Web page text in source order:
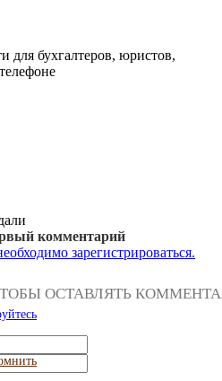
для бухгалтеров, юристов,
комментарий
зарегистрироваться.
ОСТАВЛЯТЬ